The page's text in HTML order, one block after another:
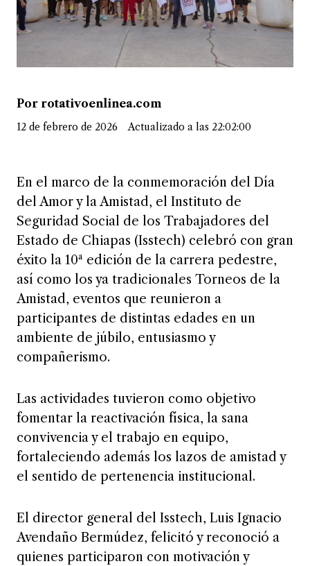
Por rotativoenlinea.com
12 de febrero de 2026 Actualizado a las 22:02:00
En el marco de la conmemoración del Día
del Amor y la Amistad, el Instituto de
Seguridad Social de los Trabajadores del
Estado de Chiapas (Isstech) celebró con gran
éxito la 10ª edición de la carrera pedestre,
así como los ya tradicionales Torneos de la
Amistad, eventos que reunieron a
participantes de distintas edades en un
ambiente de júbilo, entusiasmo y
compañerismo.
Las actividades tuvieron como objetivo
fomentar la reactivación física, la sana
convivencia y el trabajo en equipo,
fortaleciendo además los lazos de amistad y
el sentido de pertenencia institucional.
El director general del Isstech, Luis Ignacio
Avendaño Bermúdez, felicitó y reconoció a
quienes participaron con motivación y